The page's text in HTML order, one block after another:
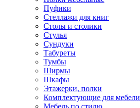
Пуфики
Стеллажи для книг
Столы и столики
Стулья
Сундуки
Табуреты
Тумбы
Ширмы
Шкафы
Этажерки, полки
Комплектующие для мебели
Мебель по стилю